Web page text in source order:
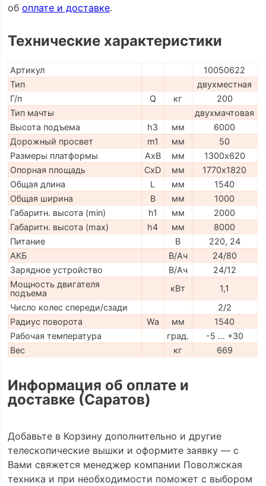
об оплате и доставке.
Технические характеристики
Артикул
10050622
Тип
двухместная
Г/п
Q кг
200
Тип мачты
двухмачтовая
Высота подъема
h3 мм
6000
Дорожный просвет
m1 мм
50
Размеры платформы
AxB мм
1300х620
Опорная площадь
CxD мм
1770х1820
Общая длина
L мм
1540
Общая ширина
B мм
1000
Габаритн. высота (min)
h1 мм
2000
Габаритн. высота (max)
h4 мм
8000
Питание
В
220, 24
АКБ
В/Ач
24/80
Зарядное устройство
В/Ач
24/12
Мощность двигателя
подъема
кВт
1,1
Число колес спереди/сзади
2/2
Радиус поворота
Wa мм
1540
Рабочая температура
град.
-5 … +30
Вес
кг 669
Информация об оплате и
доставке (Саратов)
Добавьте в Корзину дополнительно и другие
телескопические вышки и оформите заявку — с
Вами свяжется менеджер компании Поволжская
техника и при необходимости поможет с выбором